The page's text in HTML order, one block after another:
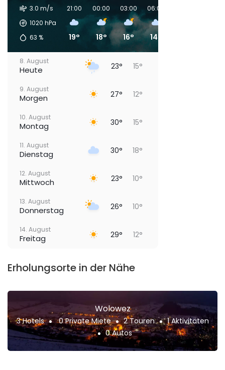
3.0 m/s
1020 hPa
63 %
21:00
19°
00:00
18°
03:00
16°
06:00
14°
8. August
Heute 23° 15°
9. August
Morgen 27° 12°
10. August
Montag 30° 15°
11. August
Dienstag 30° 18°
12. August
Mittwoch 23° 10°
13. August
Donnerstag 26° 10°
14. August
Freitag 29° 12°
Erholungsorte in der Nähe
Wolowez
3 Hotels 0 Private Miete 2 Touren
1 Aktivitäten
0 Autos